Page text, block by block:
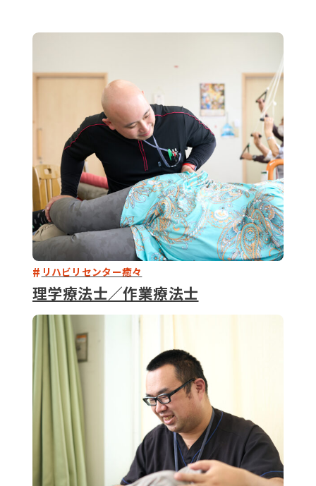
ENTRY 079-
(
リハビリセンター癒々
理学療法士／作業療法士